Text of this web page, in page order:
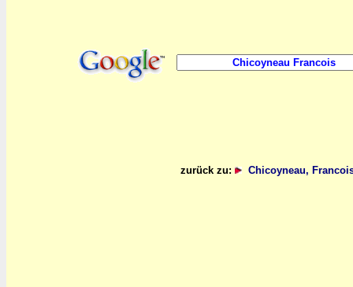
zurück zu: Chicoyneau,